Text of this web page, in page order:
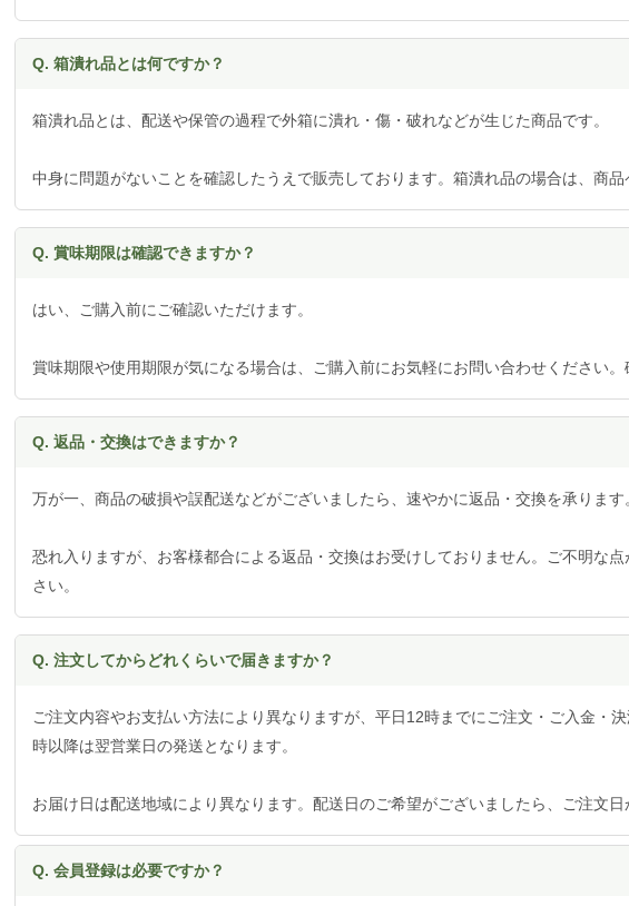
Q. 箱潰れ品とは何ですか？
箱潰れ品とは、配送や保管の過程で外箱に潰れ・傷・破れなどが生じた商品です。
中身に問題がないことを確認したうえで販売しております。箱潰れ品の場合は、商
Q. 賞味期限は確認できますか？
はい、ご購入前にご確認いただけます。
賞味期限や使用期限が気になる場合は、ご購入前にお気軽にお問い合わせください
Q. 返品・交換はできますか？
万が一、商品の破損や誤配送などがございましたら、速やかに返品・交換を承ります
恐れ入りますが、お客様都合による返品・交換はお受けしておりません。ご不明な
さい。
Q. 注文してからどれくらいで届きますか？
ご注文内容やお支払い方法により異なりますが、平日12時までにご注文・ご入金・
時以降は翌営業日の発送となります。
お届け日は配送地域により異なります。配送日のご希望がございましたら、ご注文
Q. 会員登録は必要ですか？